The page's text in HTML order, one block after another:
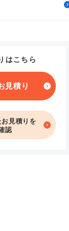
はこちら
見積り
見積りを
認